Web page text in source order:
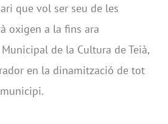
que vol ser seu de les
oxigen a la fins ara
de la Cultura de Teià,
en la dinamització de tot